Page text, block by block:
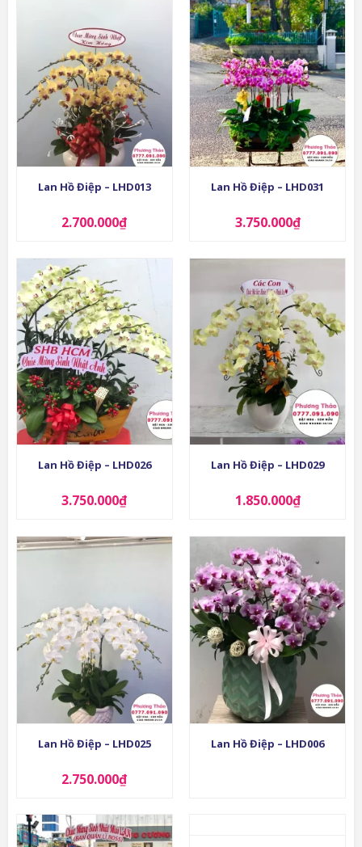
Lan Hồ Điệp – LHD013
2.700.000₫
Lan Hồ Điệp – LHD031
3.750.000₫
Lan Hồ Điệp – LHD026
3.750.000₫
Lan Hồ Điệp – LHD029
1.850.000₫
Lan Hồ Điệp – LHD025
2.750.000₫
Lan Hồ Điệp – LHD006